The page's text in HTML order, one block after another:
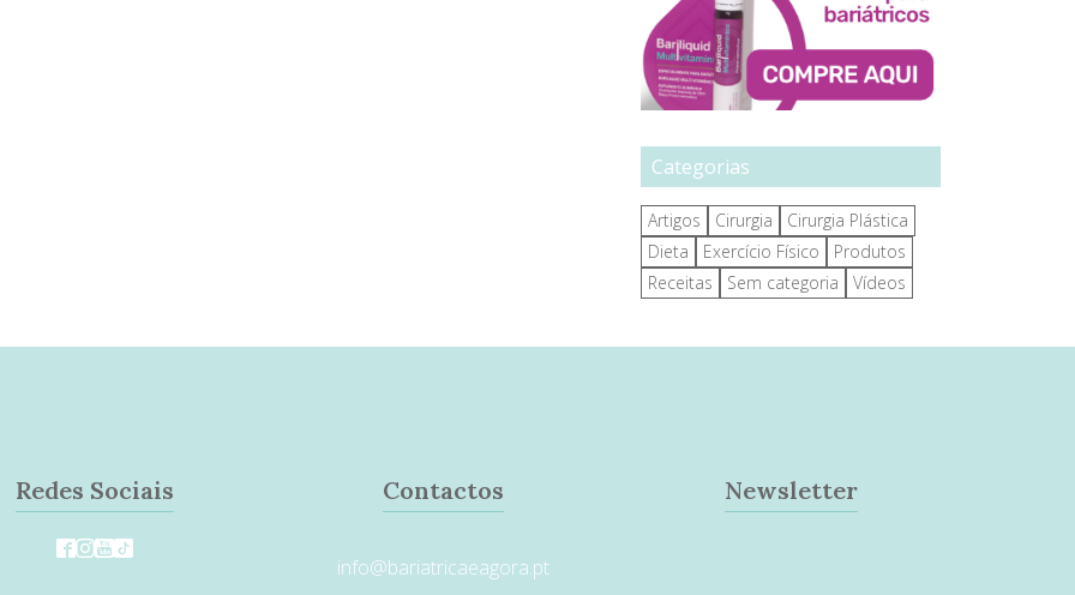
Categorias
Artigos Cirurgia
Cirurgia Plástica
Dieta
Exercício Físico
Produtos
Receitas
Sem categoria Vídeos
Redes Sociais Contactos
info@bariatricaeagora.pt
Newsletter